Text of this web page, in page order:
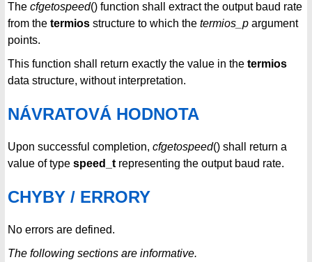
The cfgetospeed() function shall extract the output baud rate
from the termios structure to which the termios_p argument
points.
This function shall return exactly the value in the termios
data structure, without interpretation.
NÁVRATOVÁ HODNOTA
Upon successful completion, cfgetospeed() shall return a
value of type speed_t representing the output baud rate.
CHYBY / ERRORY
No errors are defined.
The following sections are informative.